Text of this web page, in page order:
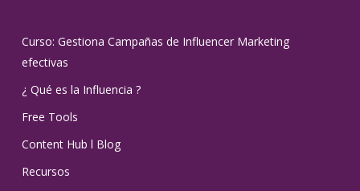
Curso: Gestiona Campañas de Influencer Marketing
efectivas
¿ Qué es la Influencia ?
Free Tools
Content Hub l Blog
Recursos